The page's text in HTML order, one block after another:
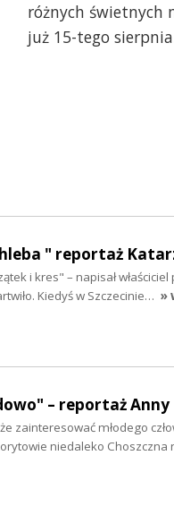
różnych świetnych
już 15-tego
" reportaż
i kres" – napisał
Kiedyś w Szczecinie… »
– reportaż Anny
zainteresować młodego
niedaleko Choszczna